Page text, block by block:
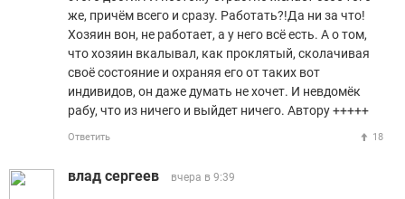
же, причём всего и сразу. Работать?!Да ни за что!
Хозяин вон, не работает, а у него всё есть. А о том,
что хозяин вкалывал, как проклятый, сколачивая
своё состояние и охраняя его от таких вот
индивидов, он даже думать не хочет. И невдомёк
рабу, что из ничего и выйдет ничего. Автору +++++
Ответить 18
влад сергеев вчера в 9:39